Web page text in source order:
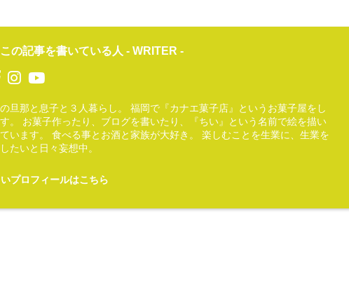
この記事を書いている人 - WRITER -
旦那と息子と３人暮らし。 福岡で『カナエ菓子店』というお菓子屋をし
。 お菓子作ったり、ブログを書いたり、『ちい』という名前で絵を描い
います。 食べる事とお酒と家族が大好き。 楽しむことを生業に、生業を
たいと日々妄想中。
プロフィールはこちら